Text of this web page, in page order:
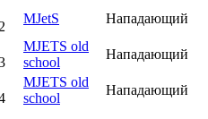
MJetS Нападающий
MJETS old
school
Нападающий
MJETS old
school
Нападающий